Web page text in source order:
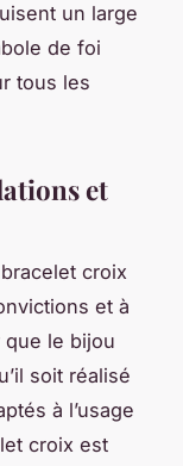
un large
de foi
tous les
et
croix
et à
que le bijou
soit réalisé
à l’usage
croix est